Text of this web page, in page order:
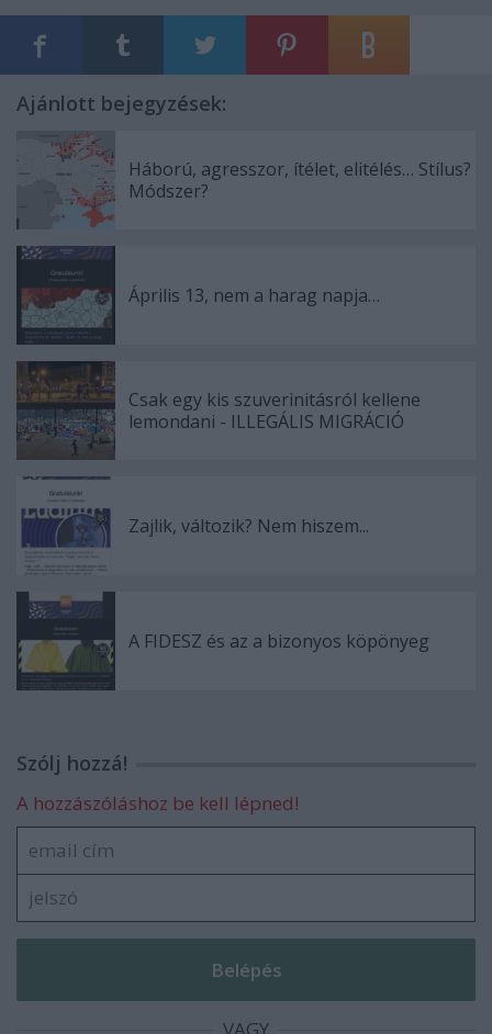
Ajánlott bejegyzések:
Háború, agresszor, ítélet, elitélés… Stílus?
Módszer?
Április 13, nem a harag napja…
Csak egy kis szuverinitásról kellene
lemondani - ILLEGÁLIS MIGRÁCIÓ
Zajlik, változik? Nem hiszem...
A FIDESZ és az a bizonyos köpönyeg
Szólj hozzá!
A hozzászóláshoz be kell lépned!